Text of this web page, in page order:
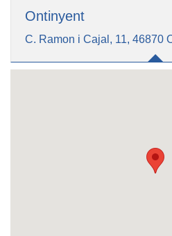
Ontinyent
C. Ramon i Cajal, 11, 46870